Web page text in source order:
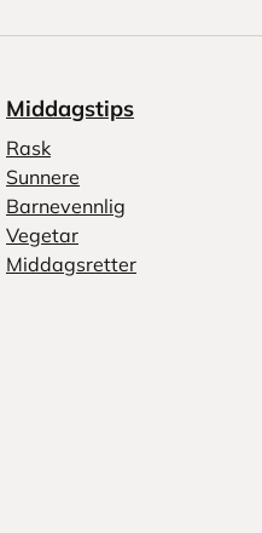
Middagstips
Rask
Sunnere
Barnevennlig
Vegetar
Middagsretter